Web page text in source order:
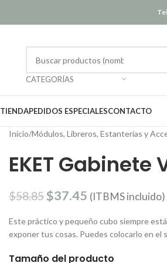
CATEGORÍAS
TIENDAPEDIDOS ESPECIALESCONTACTO
Inicio/Módulos, Libreros, Estanterías y
EKET Gabinete
$58.85$37.45 (ITBMS incluido)
Este práctico y pequeño cubo siempre
exponer tus cosas. Puedes colocarlo en el
Tamaño del producto